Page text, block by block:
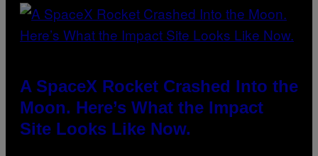
A SpaceX Rocket Crashed Into the
Moon. Here’s What the Impact
Site Looks Like Now.